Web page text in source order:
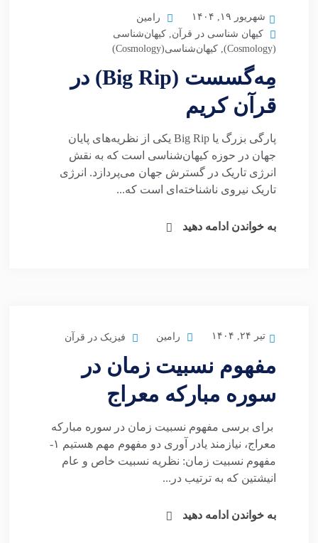
شهریور ۱۹, ۱۴۰۴
رامین
کیهان شناسی در قرآن, کیهان‌شناسی
(Cosmology)
, کیهان‌شناسی(Cosmology)
مِه‌گسست (Big Rip) در
قرآن کریم
پارگی بزرگ یا Big Rip یکی از نظریه‌های پایان
جهان در حوزه کیهان‌شناسی است که به نقش
انرژی تاریک در گسترش جهان می‌پردازد. انرژی
تاریک نیروی ناشناخته‌ای است که...
به خواندن ادامه دهید
تیر ۲۴, ۱۴۰۴ رامین فیزیک در قرآن
مفهوم نسبیت زمان در
سوره مبارکه معراج
برای برسی مفهوم نسبیت زمان در سوره مبارکه
معراج، نیازمند یادر آوری دو مفهوم مهم هستیم ۱-
مفهوم نسبیت زمان: نظریه نسبیت خاص و عام
انیشتین که به ترتیب در...
به خواندن ادامه دهید